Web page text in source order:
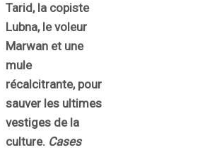
Tarid, la copiste
Lubna, le voleur
Marwan et une
mule
récalcitrante, pour
sauver les ultimes
vestiges de la
culture. Cases